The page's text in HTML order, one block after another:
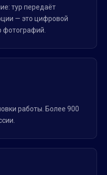
тур передаёт
— это цифровой
фотографий.
работы. Более 900